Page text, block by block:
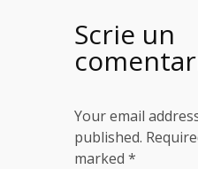
Scrie un
Your email
published.
marked *